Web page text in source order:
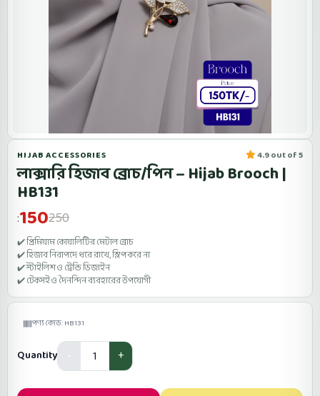
HIJAB ACCESSORIES 4.9 out of 5
লাক্সারি হিজাব ব্রোচ/পিন – Hijab Brooch |
HB131
:150250
✔️ প্রিমিয়াম কোয়ালিটির মেটাল ব্রোচ
✔️ হিজাব নিরাপদে ধরে রাখে, স্লিপ করে না
✔️ স্টাইলিশ ও ট্রেন্ডি ডিজাইন
✔️ টেকসই ও দৈনন্দিন ব্যবহারের উপযোগী
পণ্য কোড: HB131
Quantity